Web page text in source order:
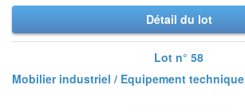
Détail du lot
Lot n° 58
Mobilier industriel / Equipement technique